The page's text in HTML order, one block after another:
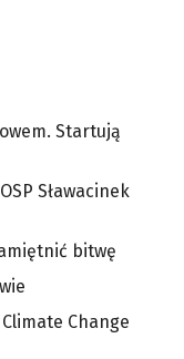
Startują
Sławacinek
bitwę
Change